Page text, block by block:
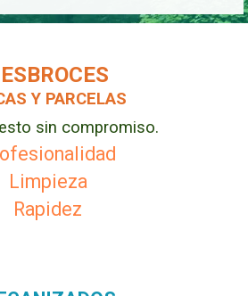
Y PARCELAS
sin compromiso.
Limpieza
Rapidez